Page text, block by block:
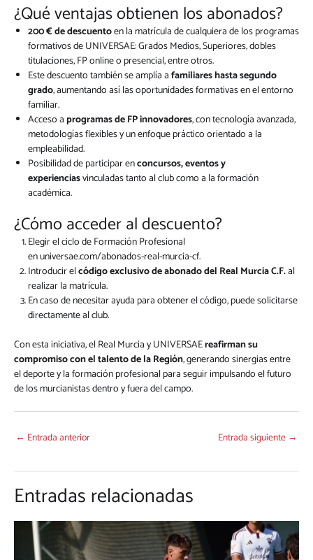
¿Qué ventajas obtienen los abonados?
200 € de descuentoen la matrícula de cualquiera de los programas
formativos de UNIVERSAE: Grados Medios, Superiores, dobles
titulaciones, FP online o presencial, entre otros.
Este descuento también se amplía afamiliares hasta segundo
grado, aumentando así las oportunidades formativas en el entorno
familiar.
Acceso aprogramas de FP innovadores, con tecnología avanzada,
metodologías flexibles y un enfoque práctico orientado a la
empleabilidad.
Posibilidad de participar enconcursos, eventos y
experienciasvinculadas tanto al club como a la formación
académica.
¿Cómo acceder al descuento?
Elegir el ciclo de Formación Profesional
enuniversae.com/abonados-real-murcia-cf.
Introducir elcódigo exclusivo de abonado del Real Murcia C.F.al
realizar la matrícula.
En caso de necesitar ayuda para obtener el código, puede solicitarse
directamente al club.
Con esta iniciativa, el Real Murcia y UNIVERSAEreafirman su
compromiso con el talento de la Región, generando sinergias entre
el deporte y la formación profesional para seguir impulsando el futuro
de los murcianistas dentro y fuera del campo.
← Entrada anterior Entrada siguiente →
Entradas relacionadas